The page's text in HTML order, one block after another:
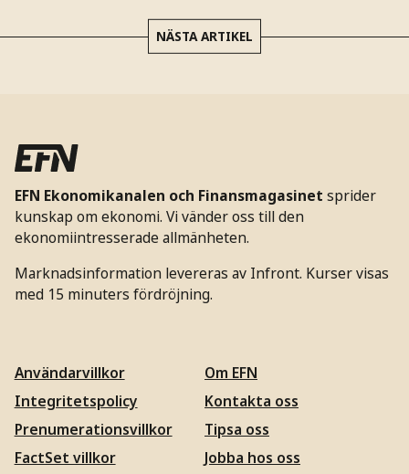
NÄSTA ARTIKEL
EFN Ekonomikanalen och Finansmagasinet sprider
kunskap om ekonomi. Vi vänder oss till den
ekonomiintresserade allmänheten.
Marknadsinformation levereras av Infront. Kurser visas
med 15 minuters fördröjning.
Användarvillkor
Integritetspolicy
Prenumerationsvillkor
FactSet villkor
Om EFN
Kontakta oss
Tipsa oss
Jobba hos oss